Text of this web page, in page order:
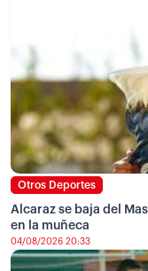
Otros Deportes
Alcaraz se baja del
en la muñeca
04/08/2026 20:33